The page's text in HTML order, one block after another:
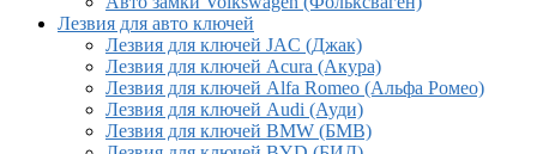
Лезвия для авто ключей
Лезвия для ключей JAC (Джак)
Лезвия для ключей Acura (Акура)
Лезвия для ключей Alfa Romeo (Альфа Ромео)
Лезвия для ключей Audi (Ауди)
Лезвия для ключей BMW (БМВ)